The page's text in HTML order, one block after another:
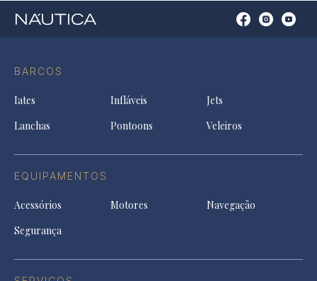
BARCOS
Iates Infláveis
Jets
Lanchas
Pontoons Veleiros
EQUIPAMENTOS
Acessórios Motores
Navegação
Segurança
OpenOpenOpen